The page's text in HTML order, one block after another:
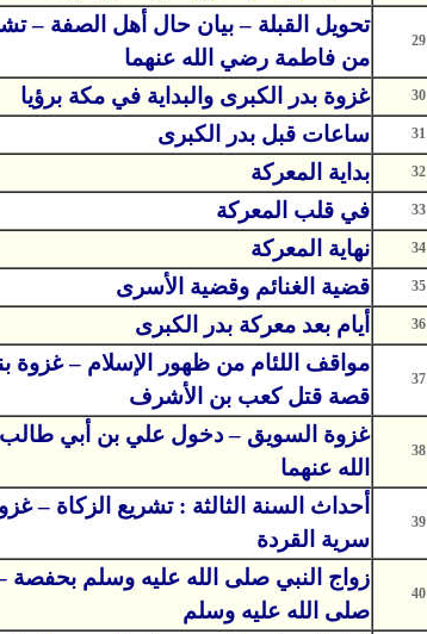
29
تحويل القبلة – بيان حال أهل الصفة –
من فاطمة رضي الله عنهما
30 غزوة بدر الكبرى والبداية في مكة برؤيا
31 ساعات قبل بدر الكبرى
32 بداية المعركة
33 في قلب المعركة
34 نهاية المعركة
35 قضية الغنائم وقضية الأسرى
36 أيام بعد معركة بدر الكبرى
37
مواقف اللئام من ظهور الإسلام – غزوة
قصة قتل كعب بن الأشرف
38
غزوة السويق – دخول علي بن أبي
الله عنهما
39
أحداث السنة الثالثة : تشريع الزكاة –
سرية القردة
40
زواج النبي صلى الله عليه وسلم بحفصة –
صلى الله عليه وسلم